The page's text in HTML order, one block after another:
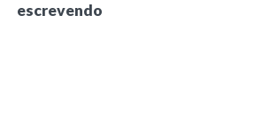
escrevendo